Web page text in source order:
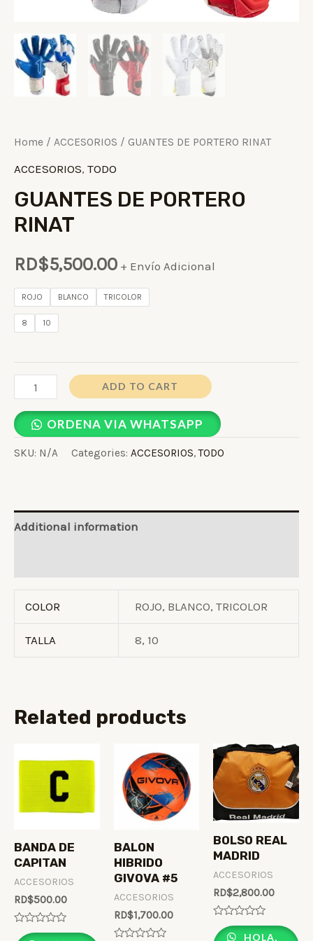
Home / ACCESORIOS / GUANTES DE PORTERO RINAT
ACCESORIOS, TODO
GUANTES DE PORTERO
RINAT
RD$5,500.00 + Envío Adicional
ROJO BLANCO TRICOLOR
8 10
ADD TO CART
ORDENA VIA WHATSAPP
SKU: N/A Categories: ACCESORIOS,TODO
Additional information
COLOR ROJO, BLANCO, TRICOLOR
TALLA 8, 10
Related products
BANDA DE
CAPITAN
ACCESORIOS
RD$500.00
Rated
BALON
HIBRIDO
GIVOVA #5
ACCESORIOS
RD$1,700.00
BOLSO REAL
MADRID
ACCESORIOS
RD$2,800.00
Rated
0
HOLA,